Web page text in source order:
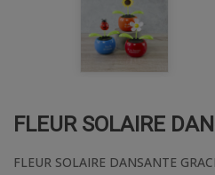
FLEUR SOLAIRE
FLEUR SOLAIRE DANSANTE